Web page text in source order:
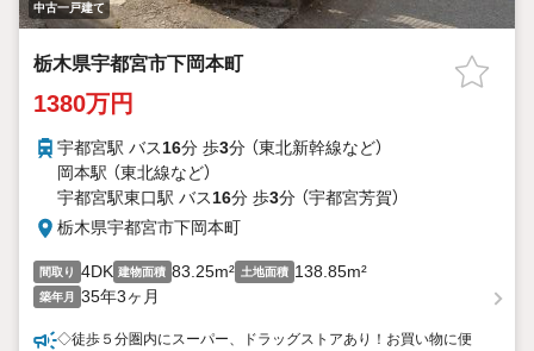
中古一戸建て
栃木県宇都宮市下岡本町
1380万円
宇都宮駅 バス16分 歩3分 （東北新幹線など）
岡本駅 （東北線など）
宇都宮駅東口駅 バス16分 歩3分 （宇都宮芳賀）
栃木県宇都宮市下岡本町
間取り 4DK 建物面積 83.25m² 土地面積 138.85m²
築年月 35年3ヶ月
◇徒歩５分圏内にスーパー、ドラッグストアあり！お買い物に便